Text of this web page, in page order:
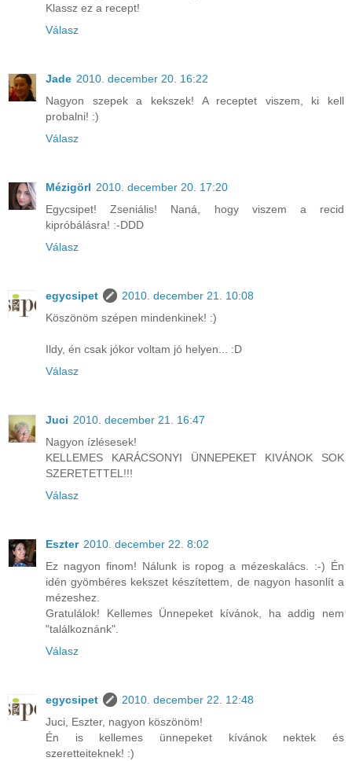
Klassz ez a recept!
Válasz
Jade 2010. december 20. 16:22
Nagyon szepek a kekszek! A receptet viszem, ki kell
probalni! :)
Válasz
Mézigörl 2010. december 20. 17:20
Egycsipet! Zseniális! Naná, hogy viszem a recid
kipróbálásra! :-DDD
Válasz
egycsipet
2010. december 21. 10:08
Köszönöm szépen mindenkinek! :)
Ildy, én csak jókor voltam jó helyen... :D
Válasz
Juci 2010. december 21. 16:47
Nagyon ízlésesek!
KELLEMES KARÁCSONYI ÜNNEPEKET KIVÁNOK SOK
SZERETETTEL!!!
Válasz
Eszter 2010. december 22. 8:02
Ez nagyon finom! Nálunk is ropog a mézeskalács. :-) Én
idén gyömbéres kekszet készítettem, de nagyon hasonlít a
mézeshez.
Gratulálok! Kellemes Ünnepeket kívánok, ha addig nem
"találkoznánk".
Válasz
egycsipet
2010. december 22. 12:48
Juci, Eszter, nagyon köszönöm!
Én is kellemes ünnepeket kívánok nektek és
szeretteiteknek! :)